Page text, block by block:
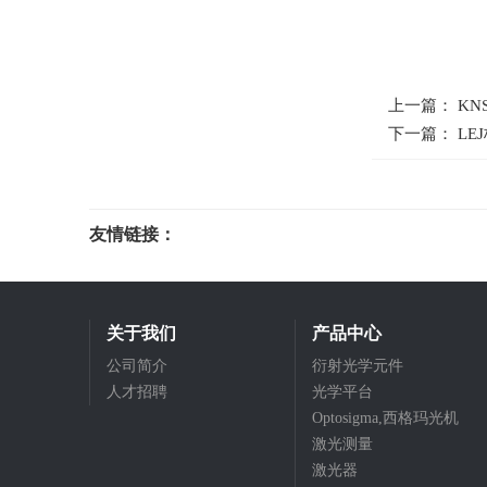
上一篇：
下一篇：
友情链接：
关于我们
公司简介
人才招聘
产品中心
衍射光学元件
光学平台
Optosigma,西格玛光机
激光测量
激光器